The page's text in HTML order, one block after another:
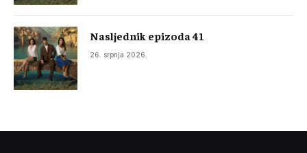
Nasljednik epizoda 41
26. srpnja 2026.